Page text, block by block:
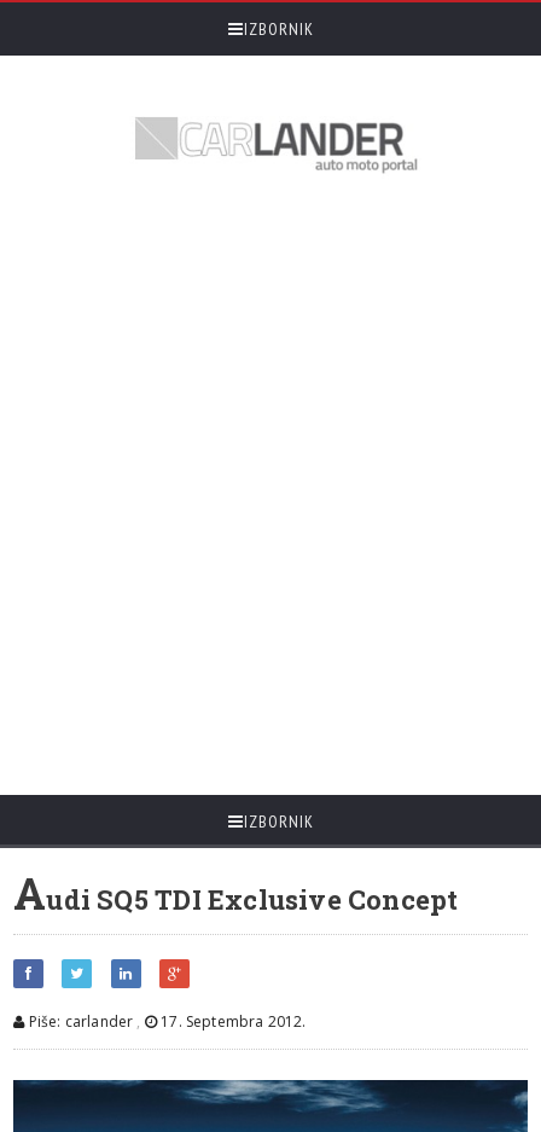
IZBORNIK
IZBORNIK
Audi SQ5 TDI Exclusive Concept
Piše: carlander , 17. Septembra 2012.